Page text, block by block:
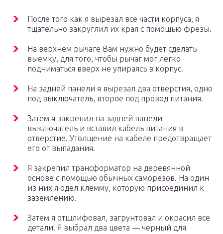
После того как я вырезал все части корпуса, я
тщательно закруглил их края с помощью фрезы.
На верхнем рычаге Вам нужно будет сделать
выемку, для того, чтобы рычаг мог легко
подниматься вверх не упираясь в корпус.
На задней панели я вырезал два отверстия, одно
под выключатель, второе под провод питания.
Затем я закрепил на задней панели
выключатель и вставил кабель питания в
отверстие. Утолщение на кабеле предотвращает
его от выпадания.
Я закрепил трансформатор на деревянной
основе с помощью обычных саморезов. На один
из них я одел клемму, которую присоединил к
заземлению.
Затем я отшлифовал, загрунтовал и окрасил все
детали. Я выбрал два цвета — черный для